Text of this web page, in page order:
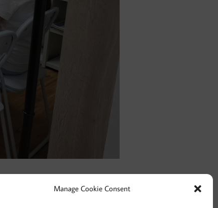
Manage Cookie Consent